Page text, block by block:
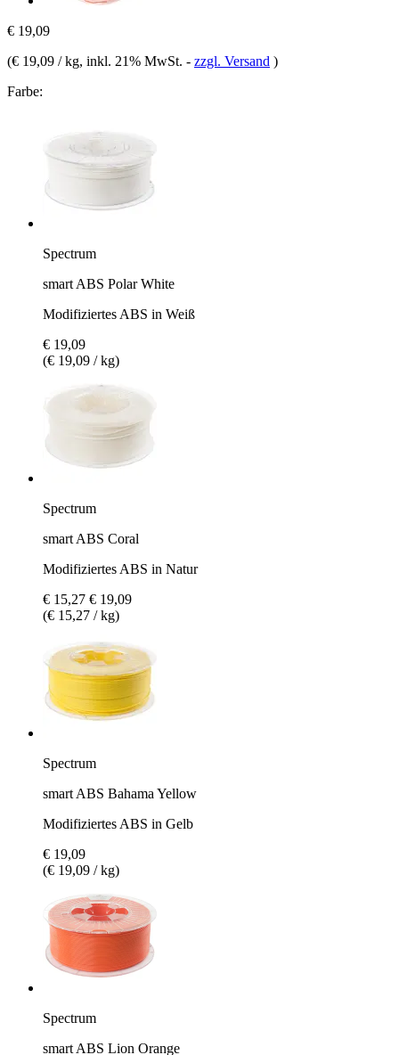
€ 19,09
(€ 19,09 / kg, inkl. 21% MwSt. - zzgl. Versand )
Farbe:
Spectrum
smart ABS Polar White
Modifiziertes ABS in Weiß
€ 19,09
(€ 19,09 / kg)
Spectrum
smart ABS Coral
Modifiziertes ABS in Natur
€ 15,27 € 19,09
(€ 15,27 / kg)
Spectrum
smart ABS Bahama Yellow
Modifiziertes ABS in Gelb
€ 19,09
(€ 19,09 / kg)
Spectrum
smart ABS Lion Orange